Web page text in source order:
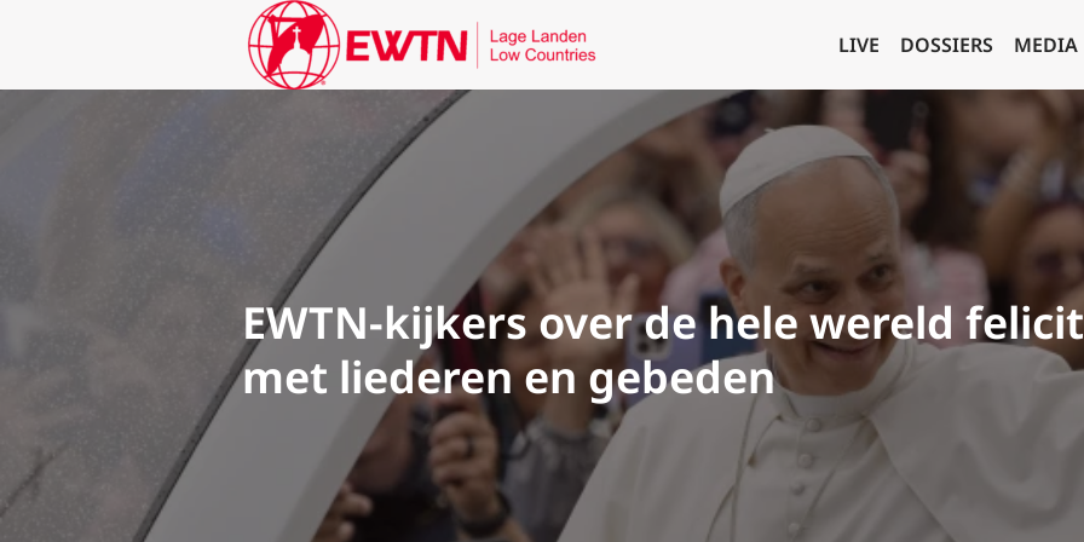
LIVE DOSSIERS MEDIA
EWTN-kijkers over de hele wereld
met liederen en gebeden